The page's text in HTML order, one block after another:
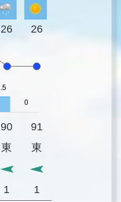
26 26
90
91
東 東
1 1